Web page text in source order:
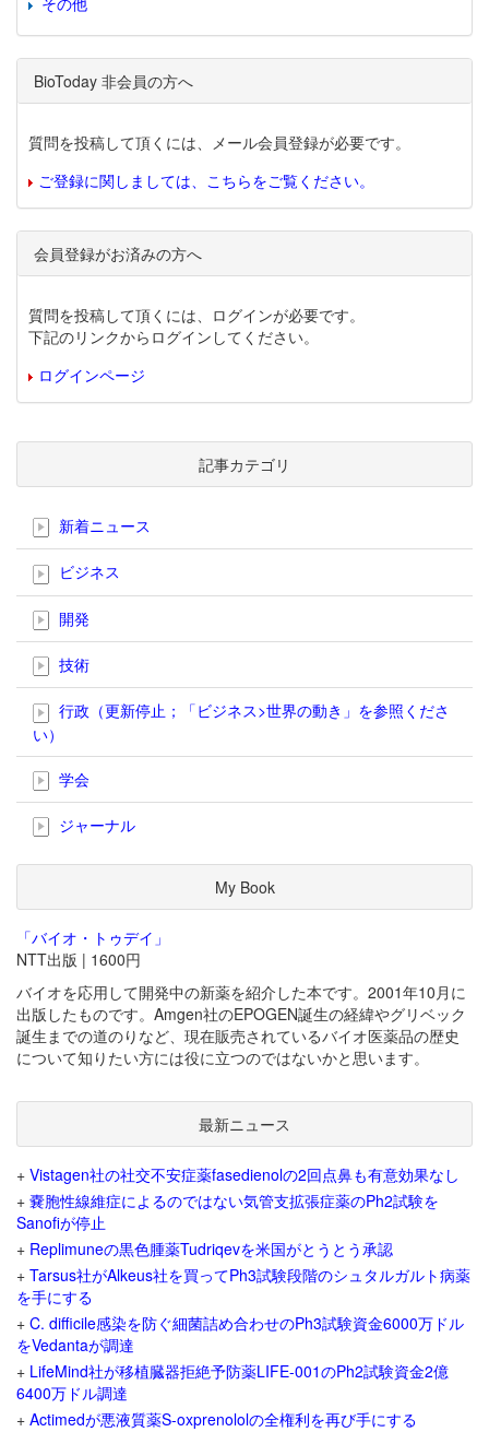
BioToday 非会員の方へ
質問を投稿して頂くには、メール会員登録が必要です。
ご登録に関しましては、こちらをご覧ください。
会員登録がお済みの方へ
質問を投稿して頂くには、ログインが必要です。
下記のリンクからログインしてください。
ログインページ
記事カテゴリ
新着ニュース
ビジネス
開発
技術
行政（更新停止；「ビジネス>世界の動き」を参照くださ
い）
学会
ジャーナル
My Book
「バイオ・トゥデイ」
NTT出版 | 1600円
バイオを応用して開発中の新薬を紹介した本です。2001年10月に
出版したものです。Amgen社のEPOGEN誕生の経緯やグリベック
誕生までの道のりなど、現在販売されているバイオ医薬品の歴史
について知りたい方には役に立つのではないかと思います。
最新ニュース
+ Vistagen社の社交不安症薬fasedienolの2回点鼻も有意効果なし
+ 嚢胞性線維症によるのではない気管支拡張症薬のPh2試験を
Sanofiが停止
+ Replimuneの黒色腫薬Tudriqevを米国がとうとう承認
+ Tarsus社がAlkeus社を買ってPh3試験段階のシュタルガルト病薬
を手にする
+ C. difficile感染を防ぐ細菌詰め合わせのPh3試験資金6000万ドル
をVedantaが調達
+ LifeMind社が移植臓器拒絶予防薬LIFE-001のPh2試験資金2億
6400万ドル調達
+ Actimedが悪液質薬S-oxprenololの全権利を再び手にする